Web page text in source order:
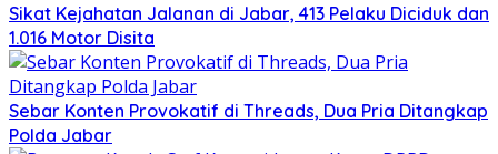
Sikat Kejahatan Jalanan di Jabar, 413 Pelaku Diciduk dan
1.016 Motor Disita
Sebar Konten Provokatif di Threads, Dua Pria Ditangkap
Polda Jabar